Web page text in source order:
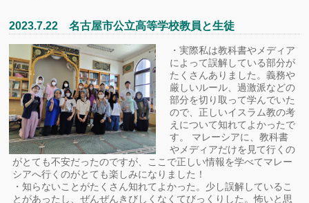
2023.7.22 名古屋市公立高等学校教員と生徒
・実際私は教科書やメディア
によって誤解している部分が
たくさんありました。義務や
厳しいルール、過激派などの
部分を切り取って学んでいた
ので、正しいイスラム教の考
えについて知れてよかったで
す。 マレーシアに、教科書
やメディアだけを見て行くの
がとても不安だったのですが、ここで正しい情報を学べてマレー
シアへ行くのがとても楽しみになりました！
・知らないことがたくさん知れてよかった。少し誤解しているこ
とがあったし、ぜんぜんきびしくなくてびっくりした。怖いと思